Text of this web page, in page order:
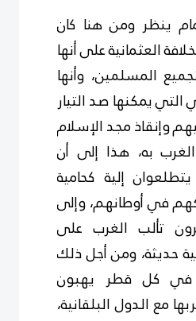
ينظر ومن هنا كان
العثمانية على أنها
المسلمين، وأنها
يمكنها صد التيار
وإنقاذ مجد الإسلام
به، هذا إلى أن
إلية كحامية
في أوطانهم، وإلى
تألب الغرب على
حديثة، ومن أجل ذلك
في كل قطر يهبون
مع الدول البلقانية،